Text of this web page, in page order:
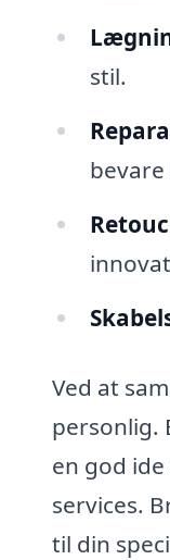
stil.
Ved at
personlig.
en god
services.
til din